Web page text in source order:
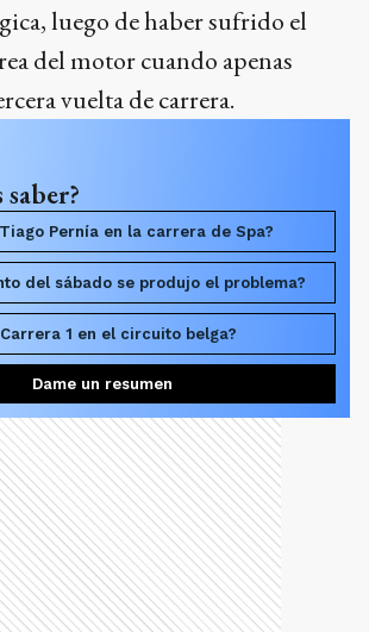
luego de haber sufrido el
del motor cuando apenas
vuelta de carrera.
Pernía en la carrera de Spa?
del sábado se produjo el problema?
1 en el circuito belga?
Dame un resumen